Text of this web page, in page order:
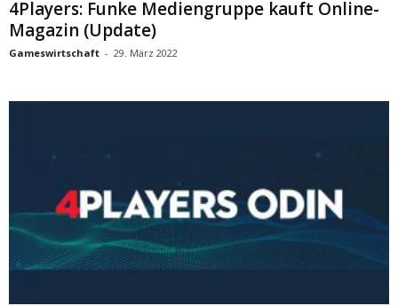
4Players: Funke Mediengruppe kauft Online-
Magazin (Update)
Gameswirtschaft - 29. März 2022